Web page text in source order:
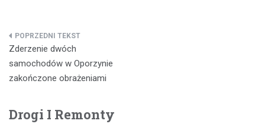
Nawigacja
wpisu
Zderzenie dwóch
samochodów w Oporzynie
zakończone obrażeniami
Drogi I Remonty